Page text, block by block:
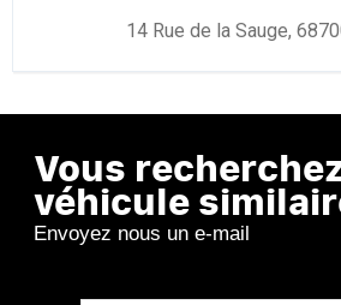
14 Rue de la Sauge,
Vous
véhicule
Envoyez nous un e-mail